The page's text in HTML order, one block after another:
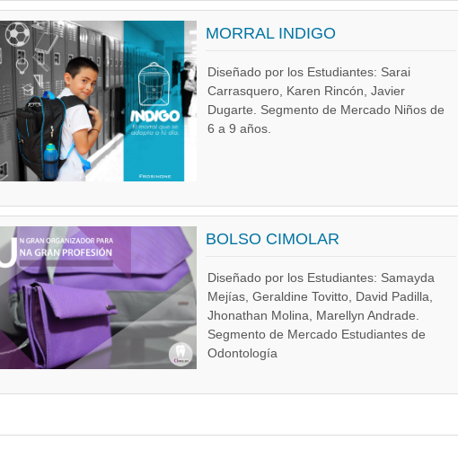
MORRAL INDIGO
Diseñado por los Estudiantes: Sarai
Carrasquero, Karen Rincón, Javier
Dugarte. Segmento de Mercado Niños de
6 a 9 años.
BOLSO CIMOLAR
Diseñado por los Estudiantes: Samayda
Mejías, Geraldine Tovitto, David Padilla,
Jhonathan Molina, Marellyn Andrade.
Segmento de Mercado Estudiantes de
Odontología